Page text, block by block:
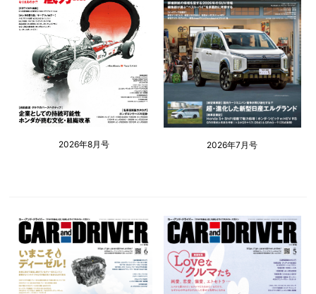
2026年8月号 2026年7月号